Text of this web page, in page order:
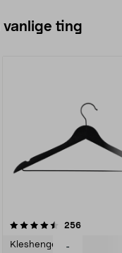
-
vanlige ting
256
Kleshengere
4.5av 5 stjerner